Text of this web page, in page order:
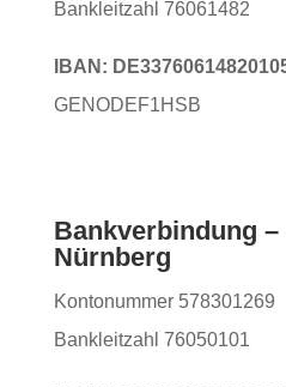
Bankleitzahl 76061482
IBAN:
GENODEF1HSB
Bankverbindung
Nürnberg
Kontonummer 578301269
Bankleitzahl 76050101